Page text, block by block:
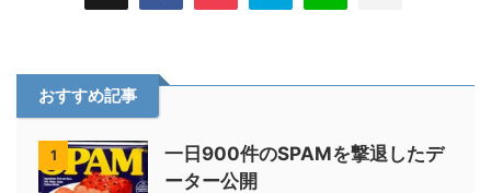
おすすめ記事
1
一日900件のSPAMを撃退したデ
ーター公開